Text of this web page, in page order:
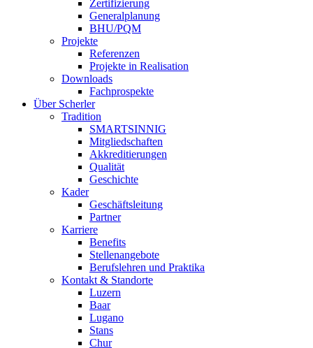
Zertifizierung
Generalplanung
BHU/PQM
Projekte
Referenzen
Projekte in Realisation
Downloads
Fachprospekte
Über Scherler
Tradition
SMARTSINNIG
Mitgliedschaften
Akkreditierungen
Qualität
Geschichte
Kader
Geschäftsleitung
Partner
Karriere
Benefits
Stellenangebote
Berufslehren und Praktika
Kontakt & Standorte
Luzern
Baar
Lugano
Stans
Chur